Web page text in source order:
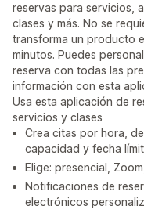
reservas para servicios,
clases y más. No se
transforma un producto
minutos. Puedes
reserva con todas las
información con esta
Usa esta aplicación de
servicios y clases
Crea citas por hora,
capacidad y fecha
Elige: presencial,
Notificaciones de
electrónicos